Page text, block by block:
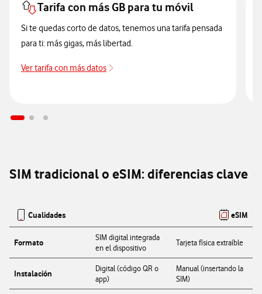
Tarifa con más GB para tu móvil
Si te quedas corto de datos, tenemos una tarifa pensada
para ti: más gigas, más libertad.
Ver tarifa con más datos
SIM tradicional o eSIM: diferencias clave
Cualidades eSIM
Formato
SIM digital integrada
en el dispositivo
Tarjeta física extraíble
Instalación
Digital (código QR o
app)
Manual (insertando la
SIM)